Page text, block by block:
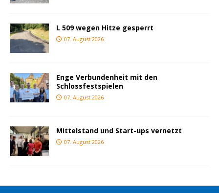
L 509 wegen Hitze gesperrt
07. August 2026
Enge Verbundenheit mit den
Schlossfestspielen
07. August 2026
Mittelstand und Start-ups vernetzt
07. August 2026